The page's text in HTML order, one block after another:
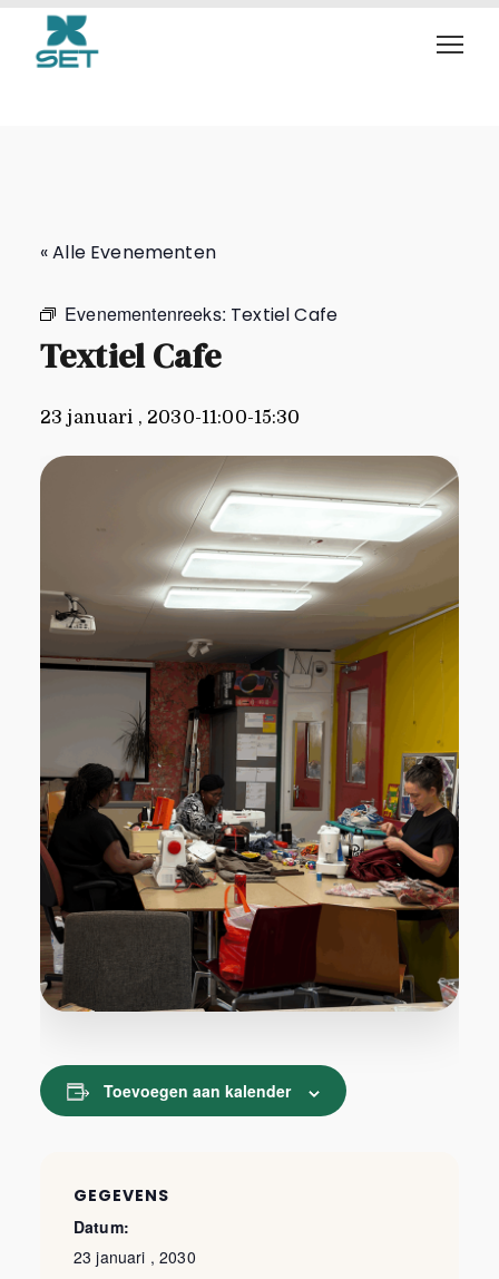
Textiel Cafe
« Alle Evenementen
Evenementenreeks: Textiel Cafe
Textiel Cafe
23 januari , 2030-11:00-15:30
Toevoegen aan kalender
GEGEVENS
Datum:
23 januari , 2030